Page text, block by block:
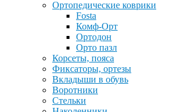
Ортопедические коврики
Fosta
Комф-Орт
Ортодон
Орто пазл
Корсеты, пояса
Фиксаторы, ортезы
Вкладыши в обувь
Воротники
Стельки